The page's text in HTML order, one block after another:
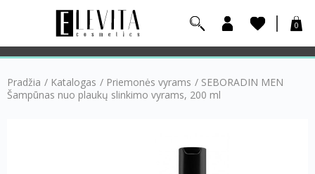
0
Pradžia / Katalogas / Priemonės vyrams / SEBORADIN MEN
Šampūnas nuo plaukų slinkimo vyrams, 200 ml